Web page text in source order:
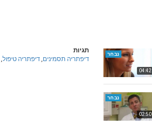
תגיות
דיפתריה תסמינים, דיפתריה טיפול,
04:42
נבחר
02:50
נבחר